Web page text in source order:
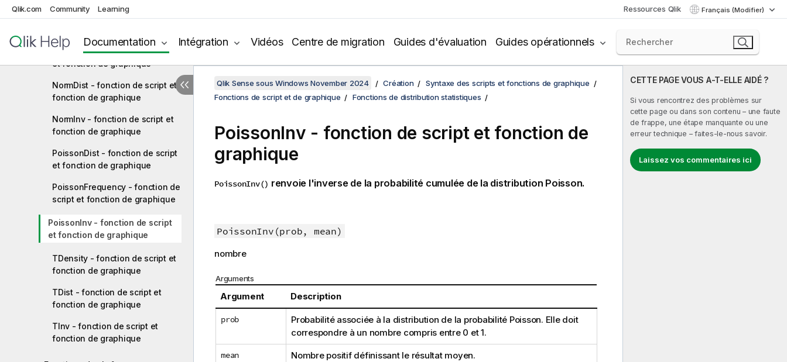
Qlik.com Community Learning Ressources Qlik Français (Modifier)
Documentation Intégration Vidéos Centre de migration Guides d'évaluation Guides opérationnels
GammaDist - fonction de script
GammaInv - fonction de script
et fonction de graphique
NormDist - fonction de script et
fonction de graphique
NormInv - fonction de script et
fonction de graphique
PoissonDist - fonction de script
et fonction de graphique
PoissonFrequency - fonction de
script et fonction de graphique
PoissonInv - fonction de script
et fonction de graphique
TDensity - fonction de script et
fonction de graphique
TDist - fonction de script et
fonction de graphique
TInv - fonction de script et
fonction de graphique
CETTE PAGE VOUS A-T-ELLE AIDÉ ?
Si vous rencontrez des problèmes sur
cette page ou dans son contenu – une faute
de frappe, une étape manquante ou une
erreur technique – faites-le-nous savoir.
Laissez vos commentaires ici
Qlik Sense sous Windows November 2024 Création
Syntaxe des scripts et fonctions de graphique
Fonctions de script et de graphique
Fonctions de distribution statistiques
PoissonInv - fonction de script et fonction de
graphique
PoissonInv() renvoie l'inverse de la probabilité cumulée de la distribution Poisson.
PoissonInv(prob, mean)
nombre
Arguments
Argument Description
prob
Probabilité associée à la distribution de la probabilité Poisson. Elle doit
correspondre à un nombre compris entre 0 et 1.
mean Nombre positif définissant le résultat moyen.